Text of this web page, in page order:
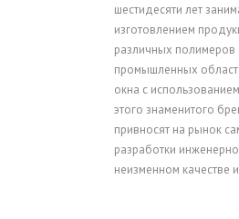
шестидесяти лет
изготовлением
различных
промышленных
окна с
этого знаменитого
привносят на рынок
разработки
неизменном качестве